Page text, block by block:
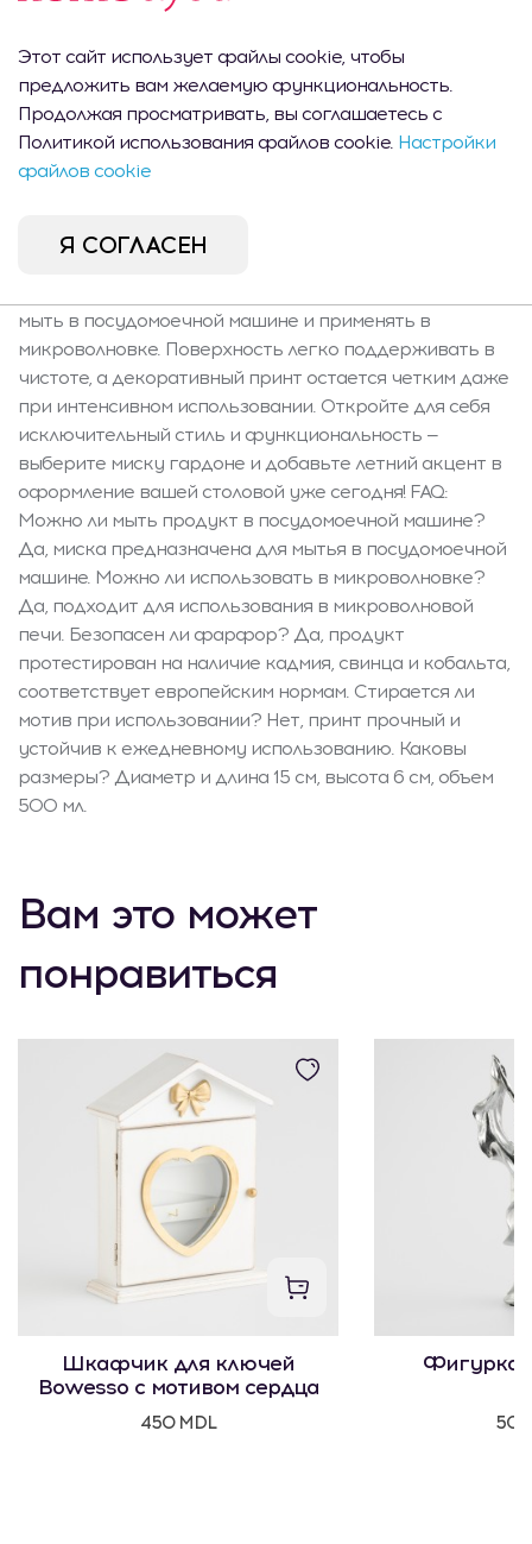
деревенские сервировки стола, а также станет
аксессуаров. Характеристики и содержимое. Миска
гардоне имеет длину и диаметр 15 см, высоту 6 см и
объем 500 мл. Легкая, округлая форма и заметный
растительный мотив придают ей уникальный
характер. Продукт подходит для мытья в
микроволновой печи, что обеспечивает удобство и
мыть в посудомоечной машине и применять в
микроволновке. Поверхность легко поддерживать в
чистоте, а декоративный принт остается четким даже
при интенсивном использовании. Откройте для себя
исключительный стиль и функциональность —
выберите миску гардоне и добавьте летний акцент в
оформление вашей столовой уже сегодня! FAQ:
Можно ли мыть продукт в посудомоечной машине?
Да, миска предназначена для мытья в посудомоечной
машине. Можно ли использовать в микроволновке?
Да, подходит для использования в микроволновой
печи. Безопасен ли фарфор? Да, продукт
протестирован на наличие кадмия, свинца и кобальта,
соответствует европейским нормам. Стирается ли
мотив при использовании? Нет, принт прочный и
устойчив к ежедневному использованию. Каковы
размеры? Диаметр и длина 15 см, высота 6 см, объем
500 мл.
Вам это может
понравиться
Шкафчик для ключей
Bowesso с мотивом сердца
450 MDL
Фигурка
500
Этот сайт использует файлы cookie, чтобы
предложить вам желаемую функциональность.
Продолжая просматривать, вы соглашаетесь с
Политикой использования файлов cookie. Настройки
файлов cookie
Я СОГЛАСЕН